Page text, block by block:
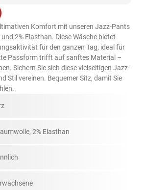
Komfort mit unseren Jazz-Pants
2% Elasthan. Diese Wäsche bietet
für den ganzen Tag, ideal für
Passform trifft auf sanftes Material –
Sichern Sie sich diese vielseitigen Jazz-
Stil vereinen. Bequemer Sitz, damit Sie
2% Elasthan